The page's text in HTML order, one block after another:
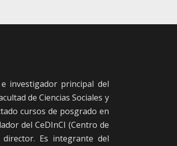
investigador principal del
de Ciencias Sociales y
cursos de posgrado en
del CeDInCI (Centro de
Es integrante del